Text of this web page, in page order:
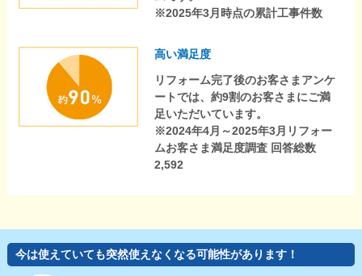
※2025年3月時点の累計工事件数
高い満足度
リフォーム完了後のお客さまアンケ
ートでは、約9割のお客さまにご満
足いただいています。
※2024年4月～2025年3月リフォー
ムお客さま満足度調査 回答総数
2,592
今は使えていても突然使えなくなる可能性があります！